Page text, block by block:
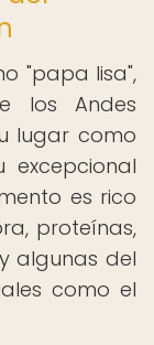
"papa lisa",
los Andes
lugar como
excepcional
es rico
proteínas,
algunas del
como el